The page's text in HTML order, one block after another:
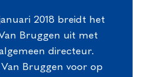
2018 breidt het
Bruggen uit met
directeur.
Bruggen voor op